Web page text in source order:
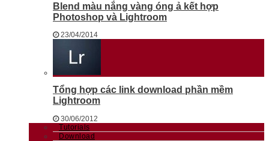
Blend màu nắng vàng óng ả kết hợp
Photoshop và Lightroom
23/04/2014
Tổng hợp các link download phần mềm
Lightroom
30/06/2012
Tutorials
Download